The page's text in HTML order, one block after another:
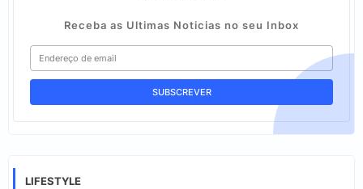
Receba as Ultimas Noticias no seu Inbox
LIFESTYLE